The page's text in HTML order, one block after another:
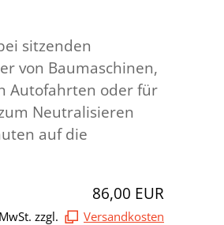
sitzenden
von Baumaschinen,
Autofahrten oder für
Neutralisieren
auf die
86,00 EUR
zzgl.
Versandkosten